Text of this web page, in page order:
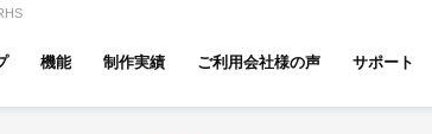
機能 制作実績 ご利用会社様の声 サポート